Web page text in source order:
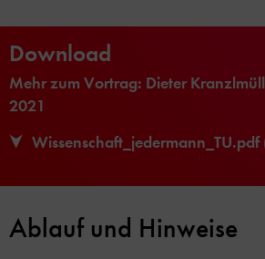
Download
Mehr zum Vortrag: Dieter
2021
Wissenschaft_jedermann_TU.pdf
Ablauf und Hinweise